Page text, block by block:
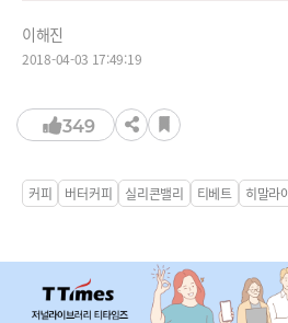
이해진
2018-04-03 17:49:19
349
커피 버터커피 실리콘밸리 티베트 히말라